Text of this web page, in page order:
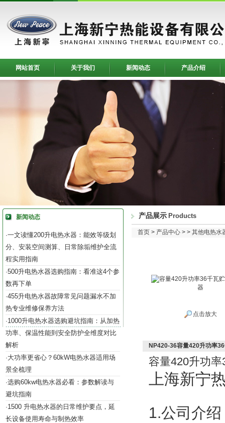
网站首页 关于我们 新闻动态 产品介绍
新闻动态
·一文读懂200升电热水器：能效等级划
分、安装空间测算、日常除垢维护全流
程实用指南
·500升电热水器选购指南：看准这4个参
数再下单
·455升电热水器故障常见问题漏水不加
热专业维修保养方法
·1000升电热水器选购避坑指南：从加热
功率、保温性能到安全防护全维度对比
解析
·大功率更省心？60kW电热水器适用场
景全梳理
·选购60kw电热水器必看：参数解读与
避坑指南
·1500 升电热水器的日常维护要点，延
长设备使用寿命与制热效率
产品展示 Products
首页 > 产品中心 > > 其他电热水
点击放大
NP420-36容量420升功率
容量420升功率
上海新宁
1.公司介绍